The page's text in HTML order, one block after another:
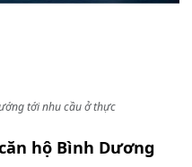
tới nhu cầu ở thực
hộ Bình Dương